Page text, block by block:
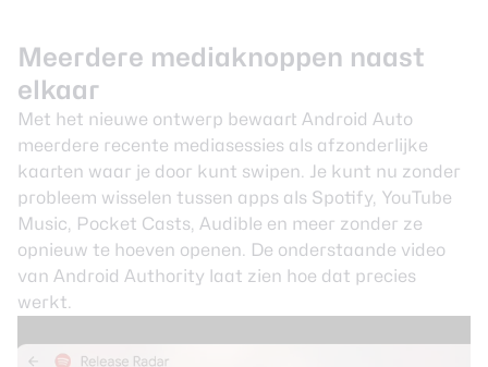
Meerdere mediaknoppen naast
elkaar
Met het nieuwe ontwerp bewaart Android Auto
meerdere recente mediasessies als afzonderlijke
kaarten waar je door kunt swipen. Je kunt nu zonder
probleem wisselen tussen apps als Spotify, YouTube
Music, Pocket Casts, Audible en meer zonder ze
opnieuw te hoeven openen. De onderstaande video
van Android Authority laat zien hoe dat precies
werkt.